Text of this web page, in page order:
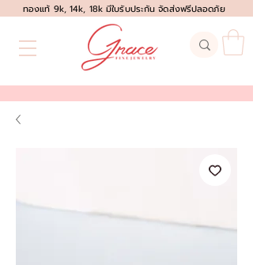
ทองแท้ 9k, 14k, 18k มีใบรับประกัน จัดส่งฟรีปลอดภัย